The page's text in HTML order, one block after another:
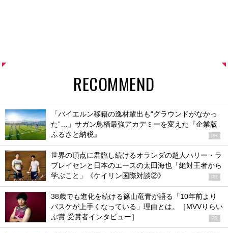
RECOMMEND
「バイエルン移籍の逸材輩出も“グラウンドがなかっ
た”…」サガン鳥栖最強アカデミーを変えた『企業版
ふるさと納税』
PR
世界の頂点に君臨し続けるオランダの超人ハリー・ラ
ブレイセンと日本のエースの太田海也「絶対王者から
学ぶこと」《ケイリン国際対談②》
PR
38歳でも進化を続ける篠山竜青が語る「10年前より
バスケが上手くなっている」理由とは。［MVVりらい
ぶ賞 受賞者インタビュー］
PR